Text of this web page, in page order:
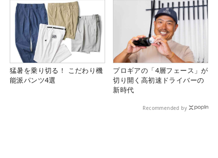
猛暑を乗り切る！ こだわり機
能派パンツ4選
プロギアの「4層フェース」が
切り開く高初速ドライバーの
新時代
Recommended by